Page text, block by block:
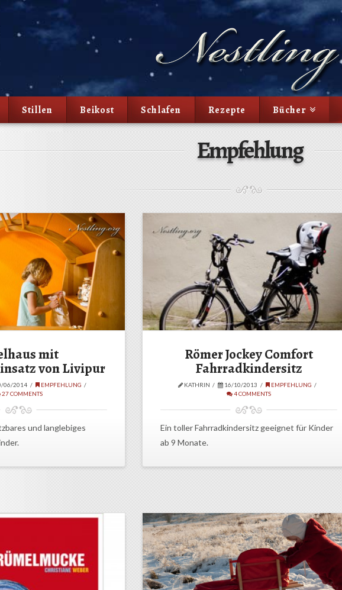
Stillen Beikost Schlafen Rezepte Bücher
Empfehlung
mit
von Livipur
06/2014
EMPFEHLUNG
27 COMMENTS
und langlebiges
Römer Jockey Comfort
Fahrradkindersitz
KATHRIN 16/10/2013
EMPFEHLUNG
4 COMMENTS
Ein toller Fahrradkindersitz geeignet für Kinder
ab 9 Monate.